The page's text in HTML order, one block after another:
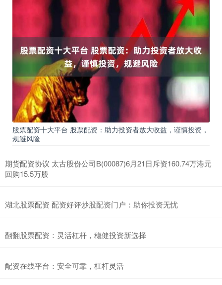
股票配资十大平台 股票配资：助力投资者放大收益，谨慎投资，
规避风险
期货配资协议 太古股份公司B(00087)6月21日斥资160.74万港元
回购15.5万股
湖北股票配资 配资好评炒股配资门户：助你投资无忧
翻翻股票配资：灵活杠杆，稳健投资新选择
配资在线平台：安全可靠，杠杆灵活